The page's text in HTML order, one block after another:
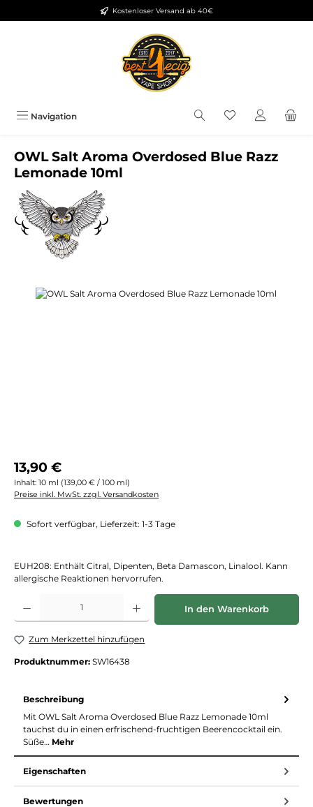
Zum Hauptinhalt springenKostenloser Versand ab 40€
Navigation Du hast 0
OWL Salt Aroma Overdosed Blue Razz
Lemonade 10ml
Bildergalerie überspringen
Regulärer Preis:
13,90 €
Inhalt: 10 ml (139,00 € / 100 ml)
Preise inkl. MwSt. zzgl. Versandkosten
Sofort verfügbar, Lieferzeit: 1-3 Tage
EUH208: Enthält Citral, Dipenten, Beta Damascon, Linalool. Kann
allergische Reaktionen hervorrufen.
Produkt Anzahl: Gib den gewünschten Wert ein oder benutze die
In den Warenkorb
Zum Merkzettel hinzufügen
Produktnummer: SW16438
Beschreibung
Mit OWL Salt Aroma Overdosed Blue Razz Lemonade 10ml
tauchst du in einen erfrischend-fruchtigen Beerencocktail ein.
Süße… Mehr
Eigenschaften
Bewertungen